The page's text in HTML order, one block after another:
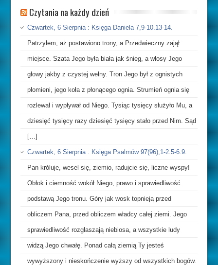
Czytania na każdy dzień
Czwartek, 6 Sierpnia : Księga Daniela 7,9-10.13-14.
Patrzyłem, aż postawiono trony, a Przedwieczny zajął
miejsce. Szata Jego była biała jak śnieg, a włosy Jego
głowy jakby z czystej wełny. Tron Jego był z ognistych
płomieni, jego koła z płonącego ognia. Strumień ognia się
rozlewał i wypływał od Niego. Tysiąc tysięcy służyło Mu, a
dziesięć tysięcy razy dziesięć tysięcy stało przed Nim. Sąd
[…]
Czwartek, 6 Sierpnia : Księga Psalmów 97(96),1-2.5-6.9.
Pan króluje, wesel się, ziemio, radujcie się, liczne wyspy!
Obłok i ciemność wokół Niego, prawo i sprawiedliwość
podstawą Jego tronu. Góry jak wosk topnieją przed
obliczem Pana, przed obliczem władcy całej ziemi. Jego
sprawiedliwość rozgłaszają niebiosa, a wszystkie ludy
widzą Jego chwałę. Ponad całą ziemią Ty jesteś
wywyższony i nieskończenie wyższy od wszystkich bogów.